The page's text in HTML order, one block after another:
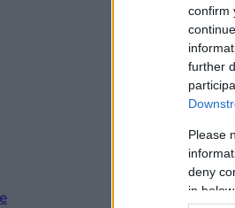
confirm
further
Please
deny
in